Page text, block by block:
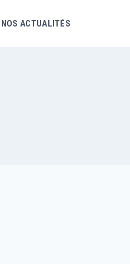
NOS ACTUALITÉS